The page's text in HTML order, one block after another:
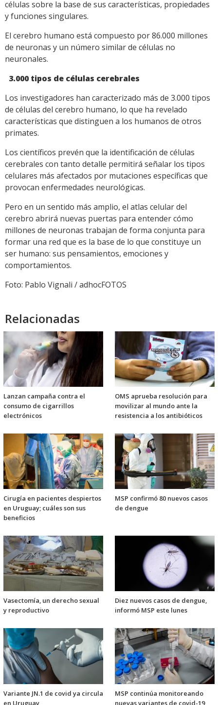
células sobre la base de sus características, propiedades
y funciones singulares.
El cerebro humano está compuesto por 86.000 millones
de neuronas y un número similar de células no
neuronales.
3.000 tipos de células cerebrales
Los investigadores han caracterizado más de 3.000 tipos
de células del cerebro humano, lo que ha revelado
características que distinguen a los humanos de otros
primates.
Los científicos prevén que la identificación de células
cerebrales con tanto detalle permitirá señalar los tipos
celulares más afectados por mutaciones específicas que
provocan enfermedades neurológicas.
Pero en un sentido más amplio, el atlas celular del
cerebro abrirá nuevas puertas para entender cómo
millones de neuronas trabajan de forma conjunta para
formar una red que es la base de lo que constituye un
ser humano: sus pensamientos, emociones y
comportamientos.
Foto: Pablo Vignali / adhocFOTOS
Relacionadas
Lanzan campaña contra el
consumo de cigarrillos
electrónicos
OMS aprueba resolución para
movilizar al mundo ante la
resistencia a los antibióticos
Cirugía en pacientes despiertos
en Uruguay; cuáles son sus
beneficios
MSP confirmó 80 nuevos casos
de dengue
Vasectomía, un derecho sexual
y reproductivo
Diez nuevos casos de dengue,
informó MSP este lunes
Variante JN.1 de covid ya circula
en Uruguay
MSP continúa monitoreando
nuevas variantes de covid-19